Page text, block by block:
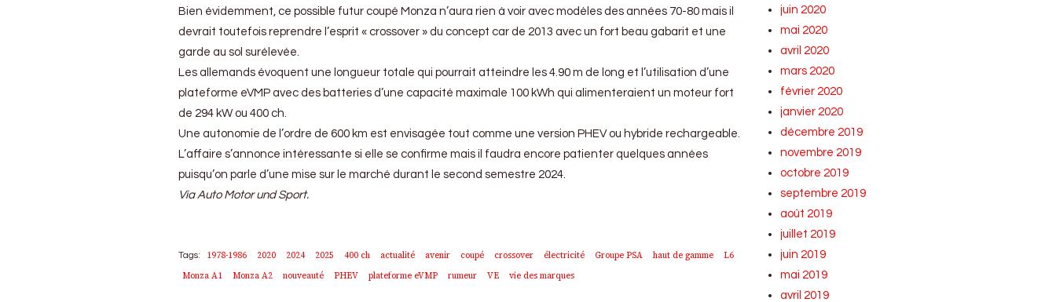
Bien évidemment, ce possible futur coupé Monza n’aura rien à voir avec modèles des années 70-80 mais il
devrait toutefois reprendre l’esprit « crossover » du concept car de 2013 avec un fort beau gabarit et une
garde au sol surélevée.
Les allemands évoquent une longueur totale qui pourrait atteindre les 4.90 m de long et l’utilisation d’une
plateforme eVMP avec des batteries d’une capacité maximale 100 kWh qui alimenteraient un moteur fort
de 294 kW ou 400 ch.
Une autonomie de l’ordre de 600 km est envisagée tout comme une version PHEV ou hybride rechargeable.
L’affaire s’annonce intéressante si elle se confirme mais il faudra encore patienter quelques années
puisqu’on parle d’une mise sur le marché durant le second semestre 2024.
Via Auto Motor und Sport.
Tags: 1978-1986 2020 2024 2025 400 ch actualité avenir coupé crossover électricité Groupe PSA haut de gamme
L6
Monza A1
Monza A2 nouveauté PHEV plateforme eVMP rumeur VE vie des marques
juin 2020
mai 2020
avril 2020
mars 2020
février 2020
janvier 2020
décembre 2019
novembre 2019
octobre 2019
septembre 2019
août 2019
juillet 2019
juin 2019
mai 2019
avril 2019